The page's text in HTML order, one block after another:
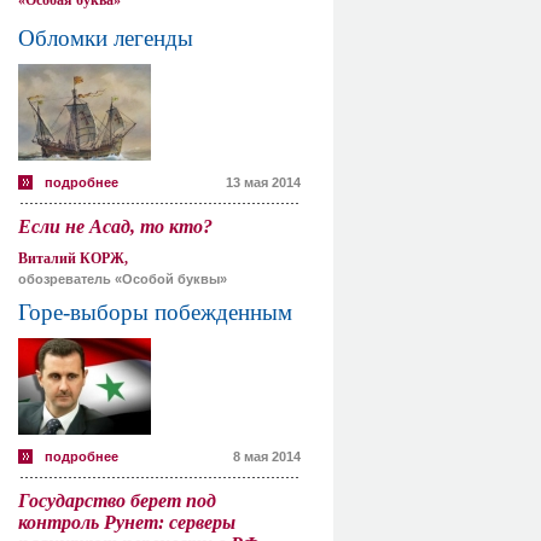
Обломки легенды
подробнее 13 мая 2014
Если не Асад, то кто?
Виталий КОРЖ,
обозреватель «Особой буквы»
Горе-выборы побежденным
подробнее 8 мая 2014
Государство берет под
контроль Рунет: серверы